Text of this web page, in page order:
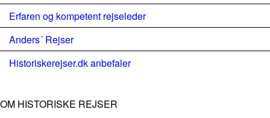
Erfaren og kompetent rejseleder
Anders´ Rejser
Historiskerejser.dk anbefaler
OM HISTORISKE REJSER